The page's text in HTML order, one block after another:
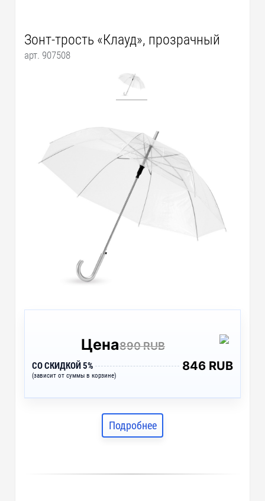
Зонт-трость «Клауд», прозрачный
арт. 907508
Цена890 RUB
СО СКИДКОЙ 5%
(зависит от суммы в корзине)
846 RUB
Подробнее